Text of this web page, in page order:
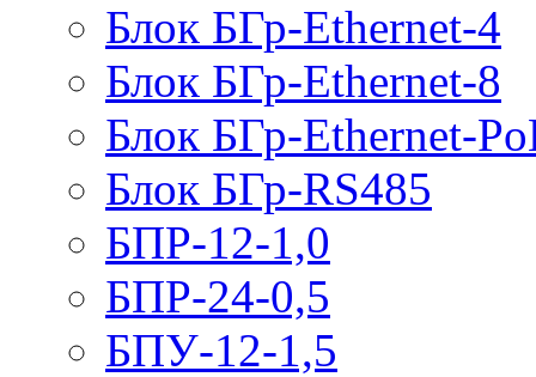
Блок БГр-Ethernet-4
Блок БГр-Ethernet-8
Блок БГр-Ethernet-
Блок БГр-RS485
БПР-12-1,0
БПР-24-0,5
БПУ-12-1,5